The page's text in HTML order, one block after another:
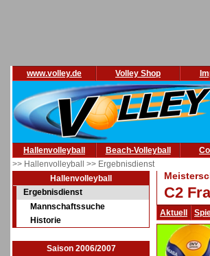
www.volley.de Volley Shop
Hallenvolleyball Beach-Volleyball
>> Hallenvolleyball >> Ergebnisdienst
Hallenvolleyball
Ergebnisdienst
Mannschaftssuche
Historie
Saison 2006/2007
C2
Aktuell